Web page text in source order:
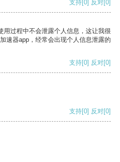
支持[0] 反对[0]
用过程中不会泄露个人信息，这让我很
速器app，经常会出现个人信息泄露的
支持[0] 反对[0]
支持[0] 反对[0]